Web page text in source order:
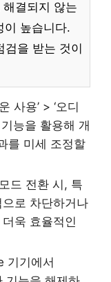
결되지 않는
이 높습니다.
을 받는 것이
사용’ > ‘오디
기능을 활용해 개
를 미세 조정할
드 전환 시, 특
로 차단하거나
욱 효율적인
기기에서